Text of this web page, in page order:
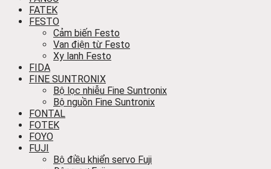
FATEK
FESTO
Cảm biến Festo
Van điện từ Festo
Xy lanh Festo
FIDA
FINE SUNTRONIX
Bộ lọc nhiễu Fine Suntronix
Bộ nguồn Fine Suntronix
FONTAL
FOTEK
FOYO
FUJI
Bộ điều khiển servo Fuji